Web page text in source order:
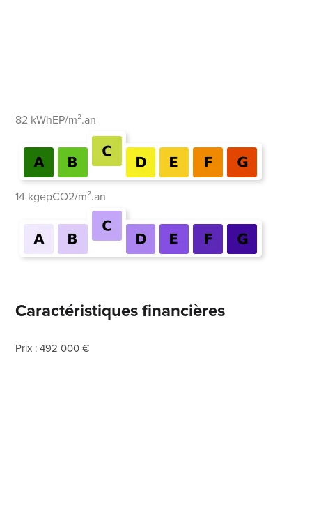
82 kWhEP/m².an
14 kgepCO2/m².an
Caractéristiques financières
Prix : 492 000 €